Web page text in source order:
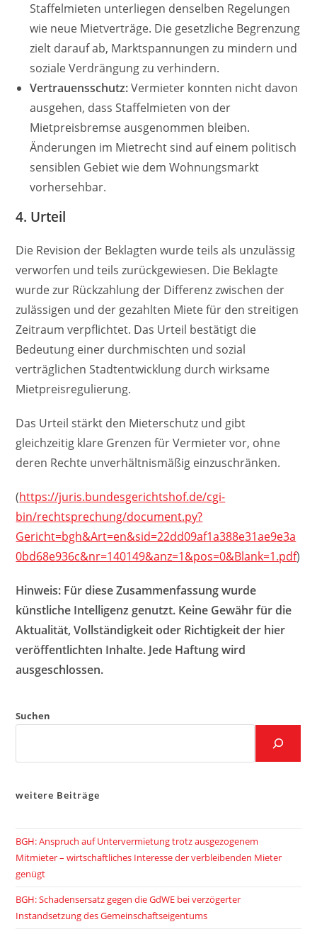
Staffelmieten unterliegen denselben Regelungen
wie neue Mietverträge. Die gesetzliche Begrenzung
zielt darauf ab, Marktspannungen zu mindern und
soziale Verdrängung zu verhindern.
Vertrauensschutz:Vermieter konnten nicht davon
ausgehen, dass Staffelmieten von der
Mietpreisbremse ausgenommen bleiben.
Änderungen im Mietrecht sind auf einem politisch
sensiblen Gebiet wie dem Wohnungsmarkt
vorhersehbar.
4. Urteil
Die Revision der Beklagten wurde teils als unzulässig
verworfen und teils zurückgewiesen. Die Beklagte
wurde zur Rückzahlung der Differenz zwischen der
zulässigen und der gezahlten Miete für den streitigen
Zeitraum verpflichtet. Das Urteil bestätigt die
Bedeutung einer durchmischten und sozial
verträglichen Stadtentwicklung durch wirksame
Mietpreisregulierung.
Das Urteil stärkt den Mieterschutz und gibt
gleichzeitig klare Grenzen für Vermieter vor, ohne
deren Rechte unverhältnismäßig einzuschränken.
(https://juris.bundesgerichtshof.de/cgi-
bin/rechtsprechung/document.py?
Gericht=bgh&Art=en&sid=22dd09af1a388e31ae9e3a
0bd68e936c&nr=140149&anz=1&pos=0&Blank=1.pdf)
Hinweis: Für diese Zusammenfassung wurde
künstliche Intelligenz genutzt. Keine Gewähr für die
Aktualität, Vollständigkeit oder Richtigkeit der hier
veröffentlichten Inhalte. Jede Haftung wird
ausgeschlossen.
Suchen
weitere Beiträge
BGH: Anspruch auf Untervermietung trotz ausgezogenem
Mitmieter – wirtschaftliches Interesse der verbleibenden Mieter
genügt
BGH: Schadensersatz gegen die GdWE bei verzögerter
Instandsetzung des Gemeinschaftseigentums